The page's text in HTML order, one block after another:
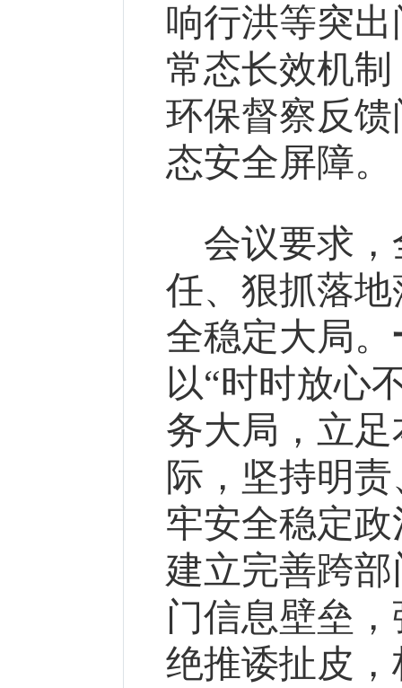
响行洪等突
常态长效机
环保督察反
态安全屏障。
会议要求
任、狠抓落
全稳定大局。
以“时时放心
务大局，立
际，坚持明
牢安全稳定
建立完善跨
门信息壁垒
绝推诿扯皮